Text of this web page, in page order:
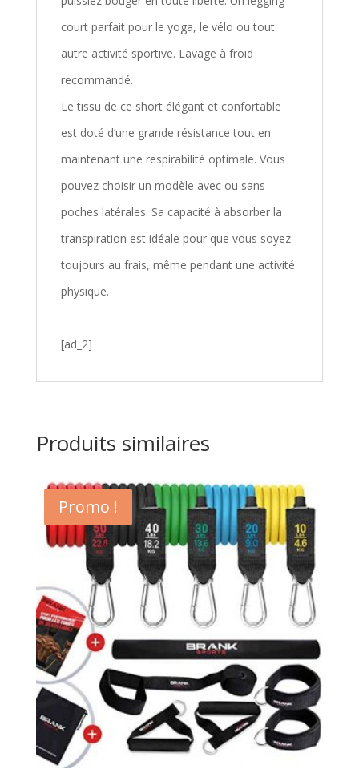
court parfait pour le yoga, le vélo ou tout
autre activité sportive. Lavage à froid
recommandé.
Le tissu de ce short élégant et confortable
est doté d’une grande résistance tout en
maintenant une respirabilité optimale. Vous
pouvez choisir un modèle avec ou sans
poches latérales. Sa capacité à absorber la
transpiration est idéale pour que vous soyez
toujours au frais, même pendant une activité
physique.
[ad_2]
Produits similaires
Promo !